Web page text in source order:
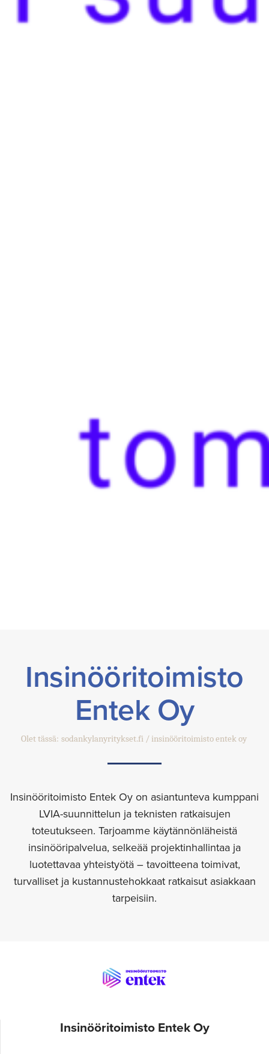
Insinööritoimisto
Entek Oy
Olet tässä: sodankylanyritykset.fi insinööritoimisto entek oy
Insinööritoimisto Entek Oy on asiantunteva kumppani
LVIA-suunnittelun ja teknisten ratkaisujen
toteutukseen. Tarjoamme käytännönläheistä
insinööripalvelua, selkeää projektinhallintaa ja
luotettavaa yhteistyötä – tavoitteena toimivat,
turvalliset ja kustannustehokkaat ratkaisut asiakkaan
tarpeisiin.
Insinööritoimisto Entek Oy